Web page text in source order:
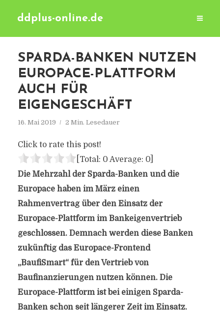
ddplus-online.de
SPARDA-BANKEN NUTZEN
EUROPACE-PLATTFORM
AUCH FÜR
EIGENGESCHÄFT
16. Mai 2019 2 Min. Lesedauer
Click to rate this post!
[Total: 0 Average: 0]
Die Mehrzahl der Sparda-Banken und die
Europace haben im März einen
Rahmenvertrag über den Einsatz der
Europace-Plattform im Bankeigenvertrieb
geschlossen. Demnach werden diese Banken
zukünftig das Europace-Frontend
„BaufiSmart“ für den Vertrieb von
Baufinanzierungen nutzen können. Die
Europace-Plattform ist bei einigen Sparda-
Banken schon seit längerer Zeit im Einsatz.